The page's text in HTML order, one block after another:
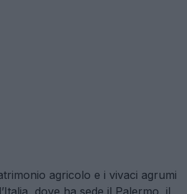
agricolo e i vivaci agrumi